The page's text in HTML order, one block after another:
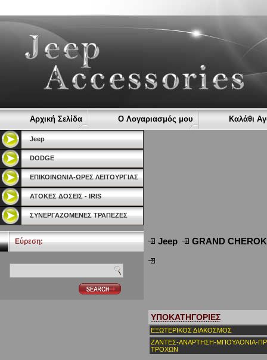
Αρχική Σελίδα Ο Λογαριασμός μου Καλάθι
Jeep
DODGE
ΕΠΙΚΟΙΝΩΝΙΑ-ΩΡΕΣ ΛΕΙΤΟΥΡΓΙΑΣ
ΑΤΟΚΕΣ ΔΟΣΕΙΣ - IRIS
ΣΥΝΕΡΓΑΖΟΜΕΝΕΣ ΤΡΑΠΕΖΕΣ
Εύρεση: Jeep GRAND
ΥΠΟΚΑΤΗΓΟΡΙΕΣ
ΕΞΩΤΕΡΙΚΟΣ ΔΙΑΚΟΣΜΟΣ
ΖΑΝΤΕΣ-ΑΝΑΡΤΗΣΗ-ΜΠΟΥΛΟΝΙΑ-
ΤΡΟΧΩΝ